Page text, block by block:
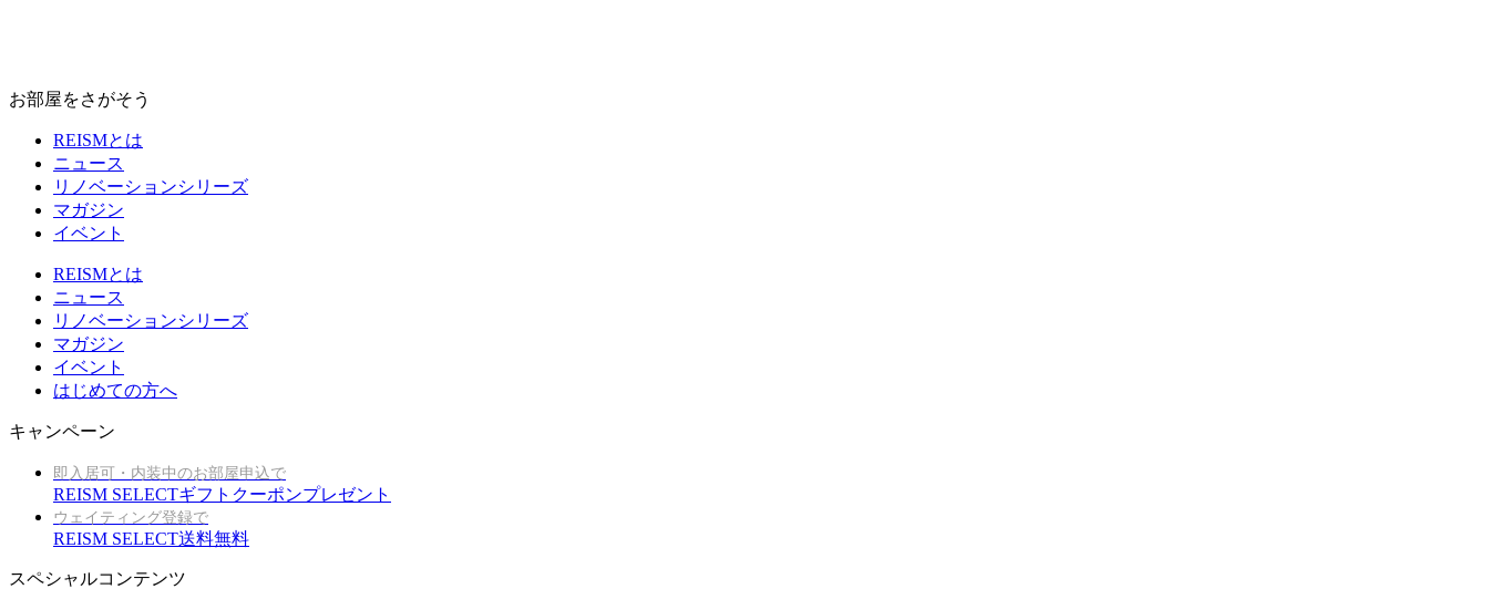
お部屋をさがそう
REISMとは
ニュース
リノベーションシリーズ
マガジン
イベント
REISMとは
ニュース
リノベーションシリーズ
マガジン
イベント
はじめての方へ
キャンペーン
即入居可・内装中のお部屋申込で
REISM SELECTギフトクーポンプレゼント
ウェイティング登録で
REISM SELECT送料無料
スペシャルコンテンツ